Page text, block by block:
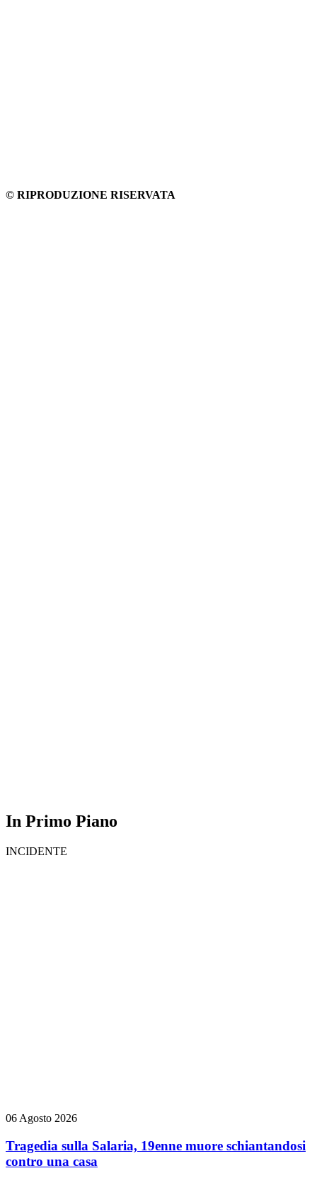
© RIPRODUZIONE RISERVATA
In Primo Piano
INCIDENTE
06 Agosto 2026
Tragedia sulla Salaria, 19enne muore schiantandosi
contro una casa